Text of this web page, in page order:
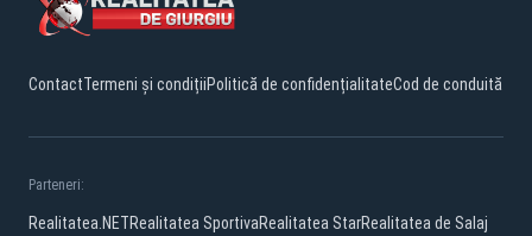
ContactTermeni și condițiiPolitică de confidențialitateCod de conduită
Parteneri:
Realitatea.NETRealitatea SportivaRealitatea StarRealitatea de Salaj